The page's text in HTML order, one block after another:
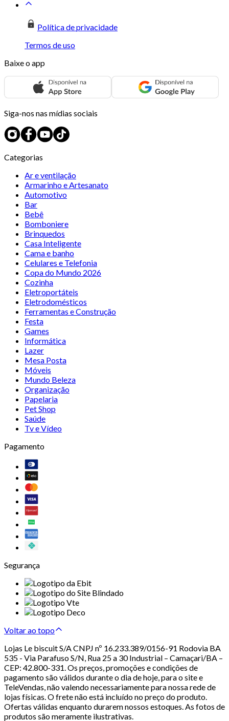
Política de privacidade
Termos de uso
Baixe o app
Siga-nos nas mídias sociais
Categorias
Ar e ventilação
Armarinho e Artesanato
Automotivo
Bar
Bebê
Bomboniere
Brinquedos
Casa Inteligente
Cama e banho
Celulares e Telefonia
Copa do Mundo 2026
Cozinha
Eletroportáteis
Eletrodomésticos
Ferramentas e Construção
Festa
Games
Informática
Lazer
Mesa Posta
Móveis
Mundo Beleza
Organização
Papelaria
Pet Shop
Saúde
Tv e Vídeo
Pagamento
Segurança
Voltar ao topo
Lojas Le biscuit S/A CNPJ nº 16.233.389/0156-91 Rodovia BA
535 - Via Parafuso S/N, Rua 25 a 30 Industrial – Camaçari/BA –
CEP: 42.800-331. Os preços, promoções e condições de
pagamento são válidos durante o dia de hoje, para o site e
TeleVendas, não valendo necessariamente para nossa rede de
lojas físicas. O frete não está incluído no preço do produto.
Ofertas válidas enquanto durarem nossos estoques. As fotos de
produtos são meramente ilustrativas.